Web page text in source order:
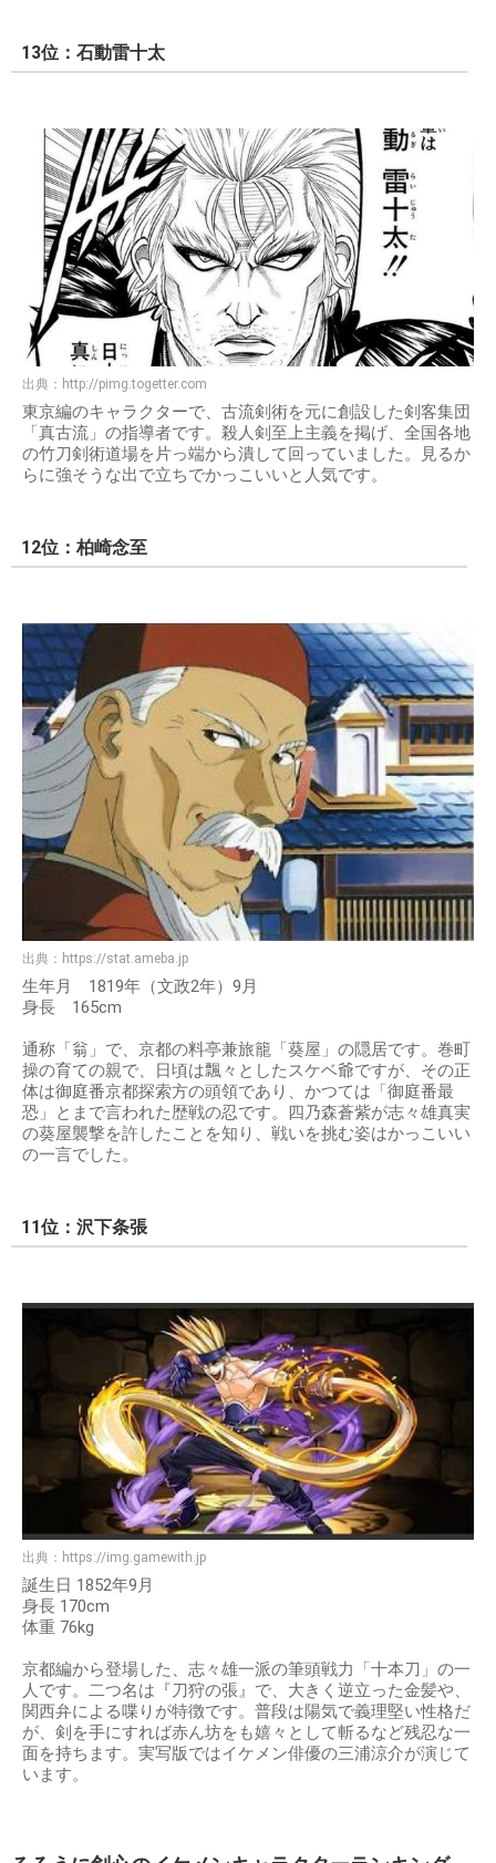
13位：石動雷十太
出典： http://pimg.togetter.com
東京編のキャラクターで、古流剣術を元に創設した剣客集団
「真古流」の指導者です。殺人剣至上主義を掲げ、全国各地
の竹刀剣術道場を片っ端から潰して回っていました。見るか
らに強そうな出で立ちでかっこいいと人気です。
12位：柏崎念至
出典： https://stat.ameba.jp
生年月 1819年（文政2年）9月
身長 165cm
通称「翁」で、京都の料亭兼旅籠「葵屋」の隠居です。巻町
操の育ての親で、日頃は飄々としたスケベ爺ですが、その正
体は御庭番京都探索方の頭領であり、かつては「御庭番最
恐」とまで言われた歴戦の忍です。四乃森蒼紫が志々雄真実
の葵屋襲撃を許したことを知り、戦いを挑む姿はかっこいい
の一言でした。
11位：沢下条張
出典： https://img.gamewith.jp
誕生日 1852年9月
身長 170cm
体重 76kg
京都編から登場した、志々雄一派の筆頭戦力「十本刀」の一
人です。二つ名は『刀狩の張』で、大きく逆立った金髪や、
関西弁による喋りが特徴です。普段は陽気で義理堅い性格だ
が、剣を手にすれば赤ん坊をも嬉々として斬るなど残忍な一
面を持ちます。実写版ではイケメン俳優の三浦涼介が演じて
います。